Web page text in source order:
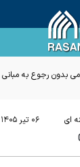
بدون رجوع به مبانی
ای ۰۶ تير ۱۴۰۵ - ۱۳:۲۸